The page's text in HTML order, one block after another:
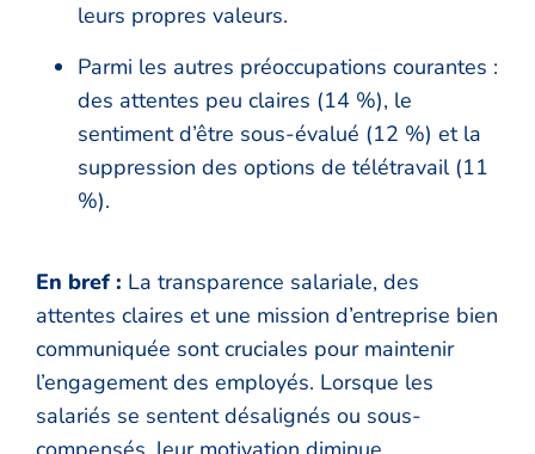
leurs propres valeurs.
Parmi les autres préoccupations courantes :
des attentes peu claires (14 %), le
sentiment d’être sous-évalué (12 %) et la
suppression des options de télétravail (11
%).
En bref : La transparence salariale, des
attentes claires et une mission d’entreprise bien
communiquée sont cruciales pour maintenir
l’engagement des employés. Lorsque les
salariés se sentent désalignés ou sous-